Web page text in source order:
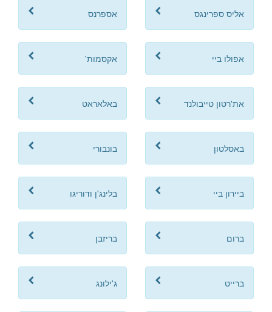
אליס ספרינגס אספרנס
אפולו ביי אקסמות'
את'רטון טייבולנד באלאראט
באסלטון בונבורי
ביירון ביי בלינג'ן ודוריגו
ברום בריזבן
ברייט ג'ילונג